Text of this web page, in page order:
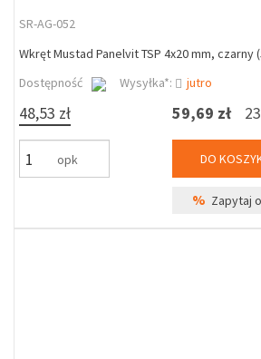
SR-AG-052
Wkręt Mustad Panelvit TSP 4x20 mm, czarny
Dostępność
Wysyłka*: jutro
48,53 zł
opk
59,69 zł
DO
% Zapytaj